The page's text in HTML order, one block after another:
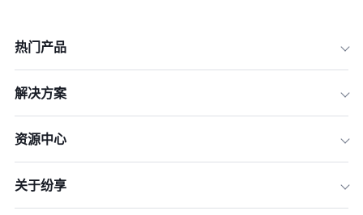
热门产品
解决方案
资源中心
关于纷享